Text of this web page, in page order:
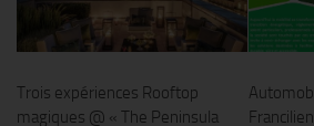
Trois expériences Rooftop
magiques @ « The Peninsula